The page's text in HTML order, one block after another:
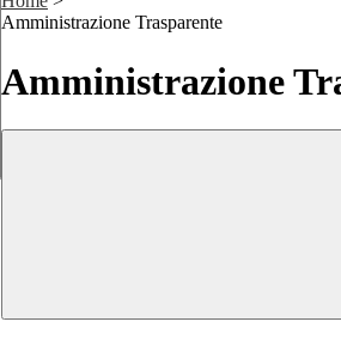
Amministrazione Trasparente
Amministrazione